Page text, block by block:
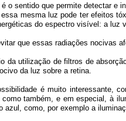
o sentido que permite detectar e
essa mesma luz pode ter efeitos
do espectro visível: a luz
que essas radiações nocivas
da utilização de filtros de
da luz sobre a retina.
é muito interessante,
como também, e em especial, à
azul, como, por exemplo a